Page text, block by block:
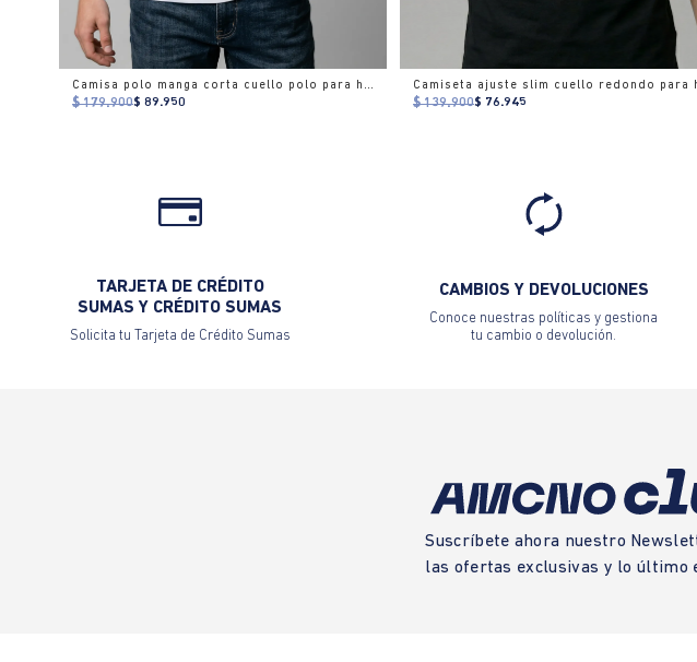
Camisa polo manga corta cuello polo para hombre
$ 179.900$ 89.950 $ 139.900$ 76.945
TARJETA DE CRÉDITO
SUMAS Y CRÉDITO SUMAS
Solicita tu Tarjeta de Crédito Sumas
CAMBIOS Y DEVOLUCIONES
Conoce nuestras políticas y gestiona
tu cambio o devolución.
Suscríbete ahora nuestro
las ofertas exclusivas y lo último